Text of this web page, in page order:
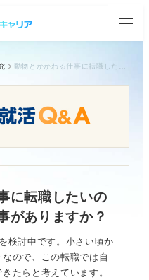
に転職したいの
がありますか？
検討中です。小さい頃か
ので、この転職では自
たらと考えています。